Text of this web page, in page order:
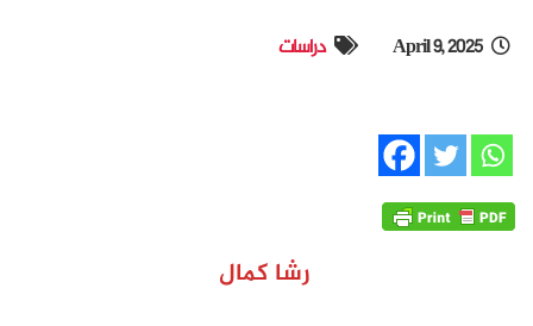
April 9, 2025 دراسات
رشا كمال